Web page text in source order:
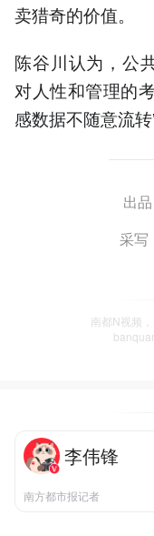
卖猎奇的价值。
陈谷川认为，公
对人性和管理的
感数据不随意流转
出
采写
南都N视频
李伟锋
南方都市报记者